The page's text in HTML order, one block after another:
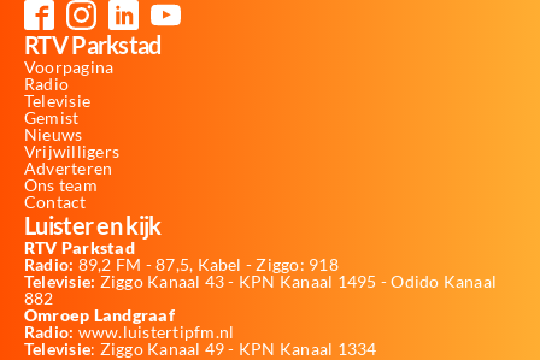
RTV Parkstad
Voorpagina
Radio
Televisie
Gemist
Nieuws
Vrijwilligers
Adverteren
Ons team
Contact
Luister en kijk
RTV Parkstad
Radio: 89,2 FM - 87,5, Kabel - Ziggo: 918
Televisie: Ziggo Kanaal 43 - KPN Kanaal 1495 - Odido Kanaal
882
Omroep Landgraaf
Radio: www.luistertipfm.nl
Televisie: Ziggo Kanaal 49 - KPN Kanaal 1334